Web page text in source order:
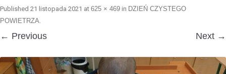
Published 21 listopada 2021 at 625 × 469 in DZIEŃ CZYSTEGO
POWIETRZA.
← Previous Next →